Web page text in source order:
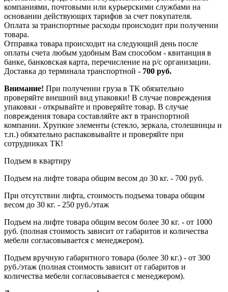
компаниями, почтовыми или курьерскими службами на
основании действующих тарифов за счет покупателя.
Оплата за транспортные расходы происходит при получении
товара.
Отправка товара происходит на следующий день после
оплаты счета любым удобным Вам способом - квитанция в
банке, банковская карта, перечисление на р/с организации.
Доставка до терминала транспортной - 700 руб.
Внимание! При получении груза в ТК обязательно
проверяйте внешний вид упаковки! В случае повреждения
упаковки - открывайте и проверяйте товар. В случае
повреждения товара составляйте акт в транспортной
компании. Хрупкие элементы (стекло, зеркала, столешницы и
т.п.) обязательно распаковывайте и проверяйте при
сотрудниках ТК!
Подъем в квартиру
Подъем на лифте товара общим весом до 30 кг. - 700 руб.
При отсутствии лифта, стоимость подъема товара общим
весом до 30 кг. - 250 руб./этаж
Подъем на лифте товара общим весом более 30 кг. - от 1000
руб. (полная стоимость зависит от габаритов и количества
мебели согласовывается с менеджером).
Подъем вручную габаритного товара (более 30 кг.) - от 300
руб./этаж (полная стоимость зависит от габаритов и
количества мебели согласовывается с менеджером).